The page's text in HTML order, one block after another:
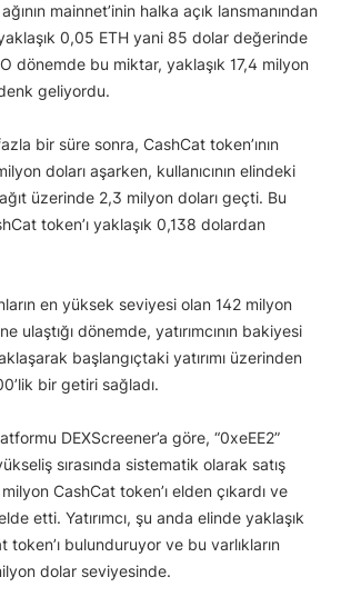
mainnet’inin halka açık lansmanından
0,05 ETH yani 85 dolar değerinde
dönemde bu miktar, yaklaşık 17,4 milyon
geliyordu.
bir süre sonra, CashCat token’ının
doları aşarken, kullanıcının elindeki
üzerinde 2,3 milyon doları geçti. Bu
token’ı yaklaşık 0,138 dolardan
en yüksek seviyesi olan 142 milyon
ulaştığı dönemde, yatırımcının bakiyesi
başlangıçtaki yatırımı üzerinden
bir getiri sağladı.
DEXScreener’a göre, “0xeEE2”
sırasında sistematik olarak satış
CashCat token’ı elden çıkardı ve
etti. Yatırımcı, şu anda elinde yaklaşık
token’ı bulunduruyor ve bu varlıkların
dolar seviyesinde.